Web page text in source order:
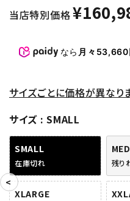
当店特別価格¥
なら 月々53,660
サイズごとに価格が異なり
サイズ
SMALL
SMALL
在庫切れ 残り
XLARGE